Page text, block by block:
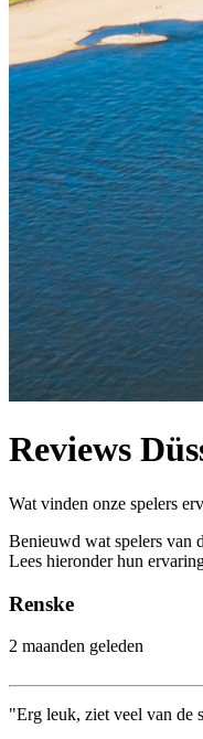
Reviews
Wat vinden onze spelers
Benieuwd wat spelers van
Lees hieronder hun
Renske
2 maanden geleden
"Erg leuk, ziet veel van de